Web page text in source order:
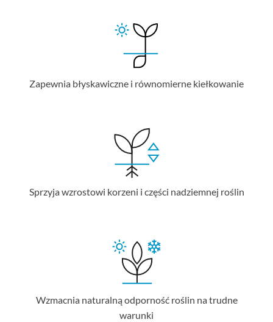
Zapewnia błyskawiczne i równomierne kiełkowanie
Sprzyja wzrostowi korzeni i części nadziemnej roślin
Wzmacnia naturalną odporność roślin na trudne
warunki